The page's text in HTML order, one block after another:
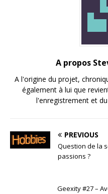
A propos
A l'origine du projet,
également à lui que
l'enregistrement et
PREVIOUS
Question de la
passions ?
Geexity #27 –